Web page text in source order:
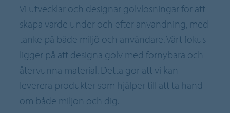
Vi utvecklar och designar golvlösningar för att
skapa värde under och efter användning, med
tanke på både miljö och användare. Vårt fokus
ligger på att designa golv med förnybara och
återvunna material. Detta gör att vi kan
leverera produkter som hjälper till att ta hand
om både miljön och dig.